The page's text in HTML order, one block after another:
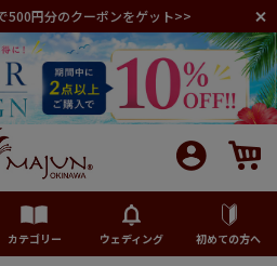
500円分のクーポンをゲット>>
カテゴリー ウェディング 初めての方へ